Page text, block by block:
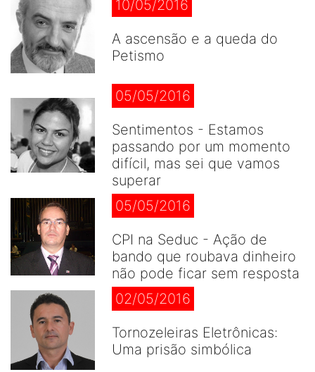
10/05/2016
A ascensão e a queda do
Petismo
05/05/2016
Sentimentos - Estamos
passando por um momento
difícil, mas sei que vamos
superar
05/05/2016
CPI na Seduc - Ação de
bando que roubava dinheiro
não pode ficar sem resposta
02/05/2016
Tornozeleiras Eletrônicas:
Uma prisão simbólica